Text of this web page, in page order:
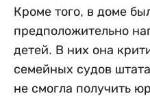
Кроме того, в доме
предположительно
детей. В них она
семейных судов
не смогла получить